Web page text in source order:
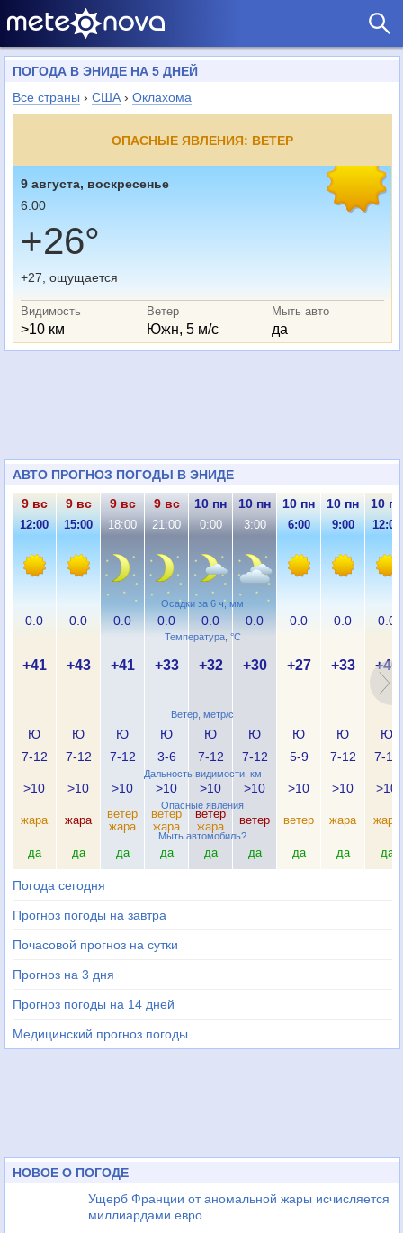
ПОГОДА В ЭНИДЕ НА 5 ДНЕЙ
Все страны › США › Оклахома
ОПАСНЫЕ ЯВЛЕНИЯ: ВЕТЕР
9 августа, воскресенье
6:00
+26°
+27, ощущается
Видимость
>10 км
Ветер
Южн, 5 м/с
Мыть авто
да
АВТО ПРОГНОЗ ПОГОДЫ В ЭНИДЕ
Осадки за 6 ч, мм
Температура, °C
Ветер, метр/с
Дальность видимости, км
Опасные явления
Мыть автомобиль?
9 вс 9 вс 9 вс 9 вс 10 пн 10 пн 10 пн 10 пн 10 пн
12:00 15:00 18:00 21:00 0:00 3:00 6:00 9:00 12:00
0.0 0.0 0.0 0.0 0.0 0.0 0.0 0.0 0.0
+41 +43 +41 +33 +32 +30 +27 +33 +40
Ю
7-12
Ю
7-12
Ю
7-12
Ю
3-6
Ю
7-12
Ю
7-12
Ю
5-9
Ю
7-12
Ю
7-12
>10 >10 >10 >10 >10 >10 >10 >10 >10
жара жара
ветер
жара
ветер
жара
ветер
жара
ветер ветер жара жара
да да да да да да да да да
Погода сегодня
Прогноз погоды на завтра
Почасовой прогноз на сутки
Прогноз на 3 дня
Прогноз погоды на 14 дней
Медицинский прогноз погоды
НОВОЕ О ПОГОДЕ
Ущерб Франции от аномальной жары исчисляется
миллиардами евро